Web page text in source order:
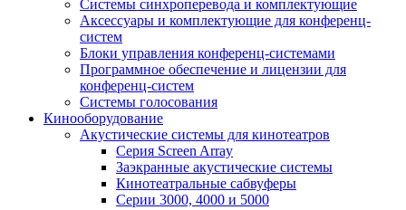
Cистемы синхроперевода и комплектующие
Аксессуары и комплектующие для конференц-
систем
Блоки управления конференц-системами
Программное обеспечение и лицензии для
конференц-систем
Системы голосования
Кинооборудование
Акустические системы для кинотеатров
Cерия Screen Array
Заэкранные акустические системы
Кинотеатральные сабвуферы
Серии 3000, 4000 и 5000